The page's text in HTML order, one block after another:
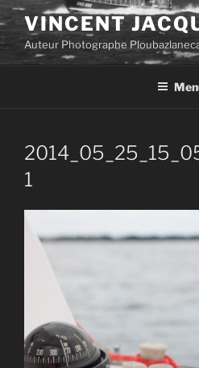
Aller
au
contenu
principal
VINCENT
Auteur Photographe
1